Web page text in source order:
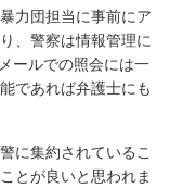
力団担当に事前にア
、警察は情報管理に
ールでの照会には一
であれば弁護士にも
に集約されているこ
とが良いと思われま